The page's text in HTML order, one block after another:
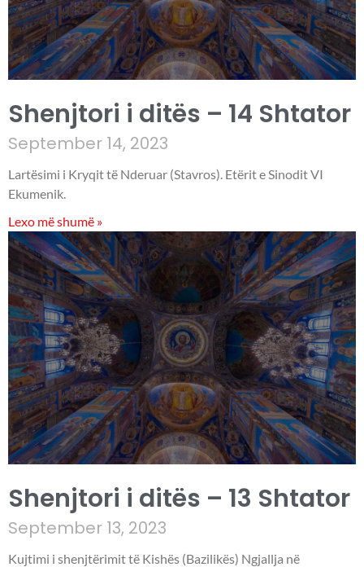
Shenjtori i ditës – 14 Shtator
September 14, 2023
Lartësimi i Kryqit të Nderuar (Stavros). Etërit e Sinodit VI
Ekumenik.
Lexo më shumë »
Shenjtori i ditës – 13 Shtator
September 13, 2023
Kujtimi i shenjtërimit të Kishës (Bazilikës) Ngjallja në